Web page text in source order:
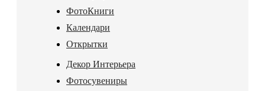
ФотоКниги
Календари
Открытки
Декор Интерьера
Фотосувениры